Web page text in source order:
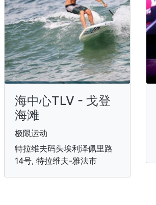
海中心TLV - 戈登
海滩
极限运动
特拉维夫码头埃利泽佩里路
14号, 特拉维夫-雅法市